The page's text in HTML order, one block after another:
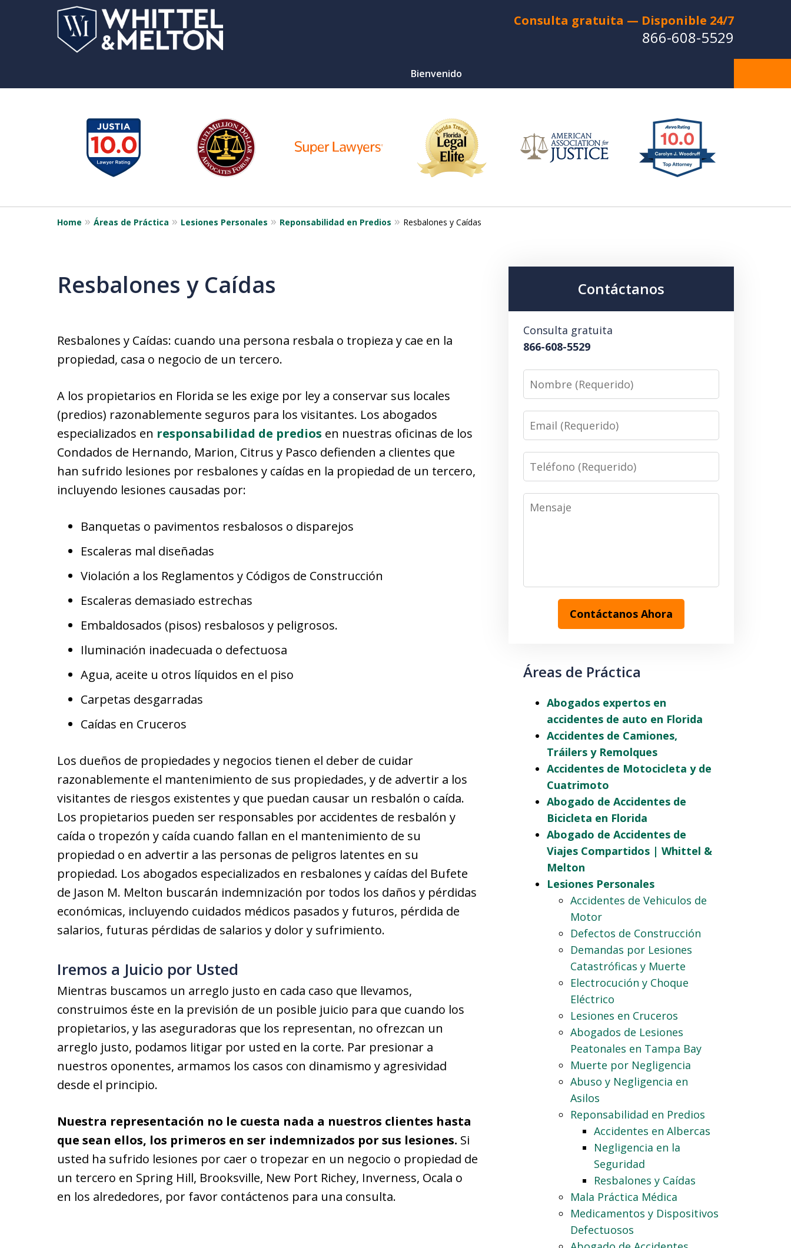
Consulta gratuita — Disponible 24/7
866-608-5529
Bienvenido
¿Herido en un Accidente de Coche o
Choque de Motocicleta? ¿Perdiste a un
Ser Querido en una Muerte Injusta?
Para Una Consulta Gratuita
12
Home Áreas de Práctica Lesiones Personales Reponsabilidad en Predios Resbalones y Caídas
Resbalones y Caídas
Resbalones y Caídas: cuando una persona resbala o tropieza y cae en la
propiedad, casa o negocio de un tercero.
A los propietarios en Florida se les exige por ley a conservar sus locales
(predios) razonablemente seguros para los visitantes. Los abogados
especializados en responsabilidad de predios en nuestras oficinas de los
Condados de Hernando, Marion, Citrus y Pasco defienden a clientes que
han sufrido lesiones por resbalones y caídas en la propiedad de un tercero,
incluyendo lesiones causadas por:
Banquetas o pavimentos resbalosos o disparejos
Escaleras mal diseñadas
Violación a los Reglamentos y Códigos de Construcción
Escaleras demasiado estrechas
Embaldosados (pisos) resbalosos y peligrosos.
Iluminación inadecuada o defectuosa
Agua, aceite u otros líquidos en el piso
Carpetas desgarradas
Caídas en Cruceros
Los dueños de propiedades y negocios tienen el deber de cuidar
razonablemente el mantenimiento de sus propiedades, y de advertir a los
visitantes de riesgos existentes y que puedan causar un resbalón o caída.
Los propietarios pueden ser responsables por accidentes de resbalón y
caída o tropezón y caída cuando fallan en el mantenimiento de su
propiedad o en advertir a las personas de peligros latentes en su
propiedad. Los abogados especializados en resbalones y caídas del Bufete
de Jason M. Melton buscarán indemnización por todos los daños y pérdidas
económicas, incluyendo cuidados médicos pasados y futuros, pérdida de
salarios, futuras pérdidas de salarios y dolor y sufrimiento.
Iremos a Juicio por Usted
Mientras buscamos un arreglo justo en cada caso que llevamos,
construimos éste en la previsión de un posible juicio para que cuando los
propietarios, y las aseguradoras que los representan, no ofrezcan un
arreglo justo, podamos litigar por usted en la corte. Par presionar a
nuestros oponentes, armamos los casos con dinamismo y agresividad
desde el principio.
Nuestra representación no le cuesta nada a nuestros clientes hasta
que sean ellos, los primeros en ser indemnizados por sus lesiones. Si
usted ha sufrido lesiones por caer o tropezar en un negocio o propiedad de
un tercero en Spring Hill, Brooksville, New Port Richey, Inverness, Ocala o
en los alrededores, por favor contáctenos para una consulta.
Contáctanos
Consulta gratuita
866-608-5529
Nombre
(Requerido)
Email
(Requerido)
Teléfono
(Requerido)
Mensaje
Contáctanos Ahora
Áreas de Práctica
Abogados expertos en
accidentes de auto en Florida
Accidentes de Camiones,
Tráilers y Remolques
Accidentes de Motocicleta y de
Cuatrimoto
Abogado de Accidentes de
Bicicleta en Florida
Abogado de Accidentes de
Viajes Compartidos | Whittel &
Melton
Lesiones Personales
Accidentes de Vehiculos de
Motor
Defectos de Construcción
Demandas por Lesiones
Catastróficas y Muerte
Electrocución y Choque
Eléctrico
Lesiones en Cruceros
Abogados de Lesiones
Peatonales en Tampa Bay
Muerte por Negligencia
Abuso y Negligencia en
Asilos
Reponsabilidad en Predios
Accidentes en Albercas
Negligencia en la
Seguridad
Resbalones y Caídas
Mala Práctica Médica
Medicamentos y Dispositivos
Defectuosos